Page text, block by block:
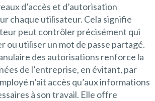
d’accès et d’autorisation
chaque utilisateur. Cela signifie
peut contrôler précisément qui
ou utiliser un mot de passe partagé.
des autorisations renforce la
de l’entreprise, en évitant, par
n’ait accès qu’aux informations
à son travail. Elle offre